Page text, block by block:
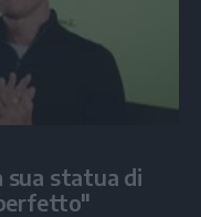
sua statua di